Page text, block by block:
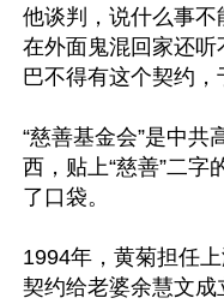
他谈判，说什么事
在外面鬼混回家还
巴不得有这个契约，
“慈善基金会”是中共
西，贴上“慈善”二字
了口袋。
1994年，黄菊担任
契约给老婆余慧文